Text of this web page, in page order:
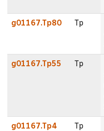
g01167.Tp80 Tp
g01167.Tp55 Tp
g01167.Tp4 Tp